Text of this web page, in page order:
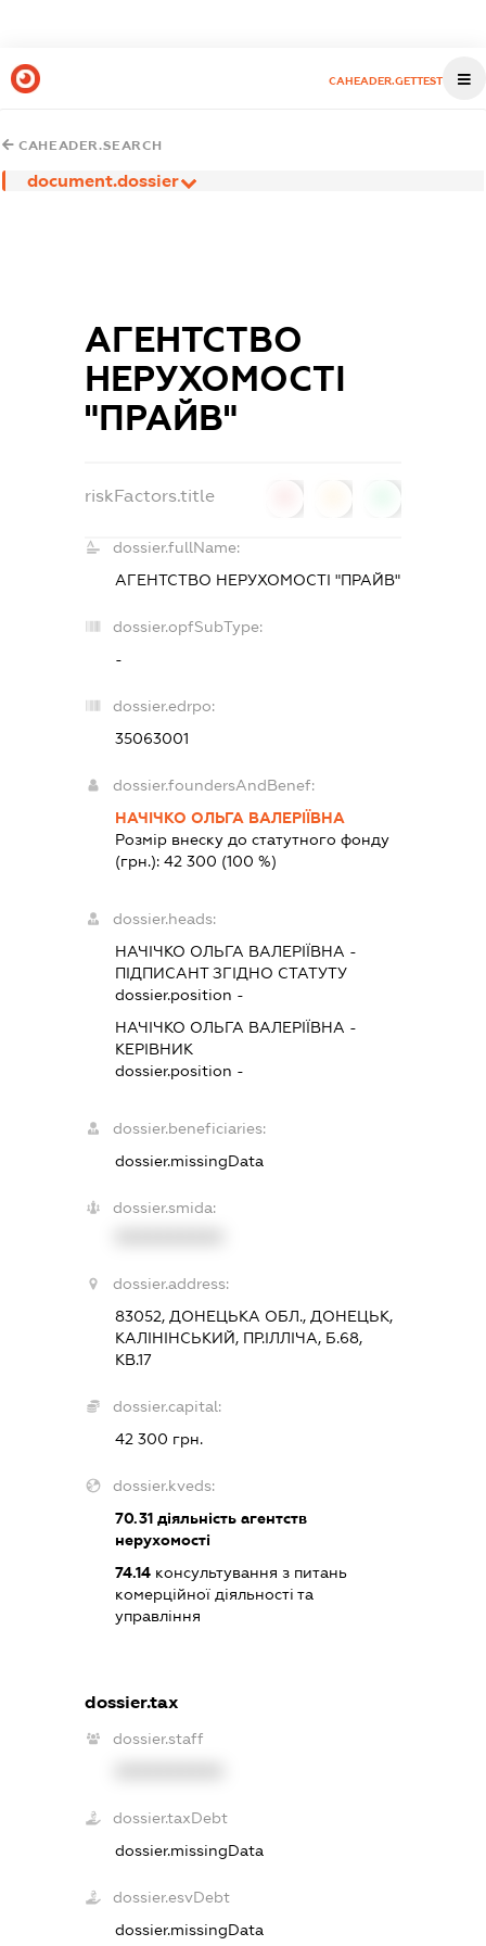
CAHEADER.GETTEST
CAHEADER.SEARCH
document.dossier
АГЕНТСТВО
НЕРУХОМОСТІ
"ПРАЙВ"
riskFactors.title
dossier.fullName:
АГЕНТСТВО НЕРУХОМОСТІ "ПРАЙВ"
dossier.opfSubType:
-
dossier.edrpo:
35063001
dossier.foundersAndBenef:
НАЧІЧКО ОЛЬГА ВАЛЕРІЇВНА
Розмір внеску до статутного фонду
(грн.): 42 300 (100 %)
dossier.heads:
НАЧІЧКО ОЛЬГА ВАЛЕРІЇВНА -
ПІДПИСАНТЗГІДНО СТАТУТУ
dossier.position -
НАЧІЧКО ОЛЬГА ВАЛЕРІЇВНА -
КЕРІВНИК
dossier.position -
dossier.beneficiaries:
dossier.missingData
dossier.smida:
dossier.address:
83052, ДОНЕЦЬКА ОБЛ., ДОНЕЦЬК,
КАЛІНІНСЬКИЙ, ПР.ІЛЛІЧА, Б.68,
КВ.17
dossier.capital:
42 300 грн.
dossier.kveds:
70.31діяльність агентств
нерухомості
74.14консультування з питань
комерційної діяльності та
управління
dossier.tax
dossier.staff
dossier.taxDebt
dossier.missingData
dossier.esvDebt
dossier.missingData